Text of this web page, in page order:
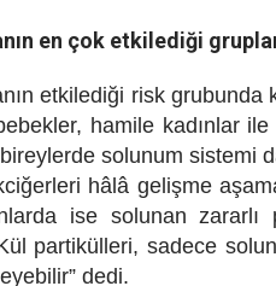
en çok etkilediği
etkilediği risk grubunda
hamile kadınlar
bireylerde solunum sistemi
hâlâ gelişme
ise solunan
partikülleri, sadece
dedi.